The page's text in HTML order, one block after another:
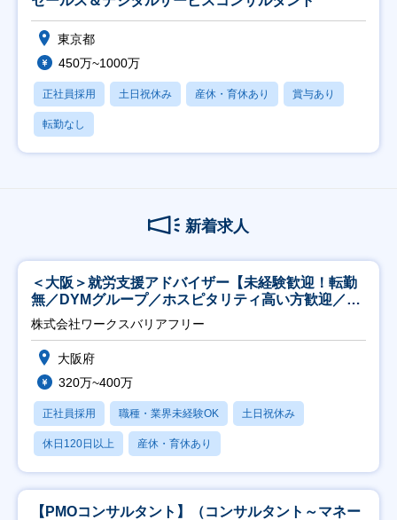
東京都
450万~1000万
正社員採用 土日祝休み 産休・育休あり 賞与あり
転勤なし
新着求人
＜大阪＞就労支援アドバイザー【未経験歓迎！転勤
無／DYMグループ／ホスピタリティ高い方歓迎／土
日祝】
株式会社ワークスバリアフリー
大阪府
320万~400万
正社員採用 職種・業界未経験OK 土日祝休み
休日120日以上 産休・育休あり
【PMOコンサルタント】（コンサルタント～マネー